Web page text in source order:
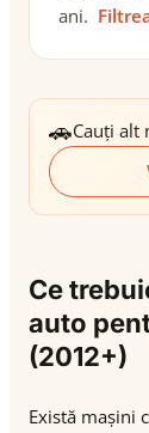
ani.
🚗Cauți alt
Ce
auto
(2012+)
Există mașini